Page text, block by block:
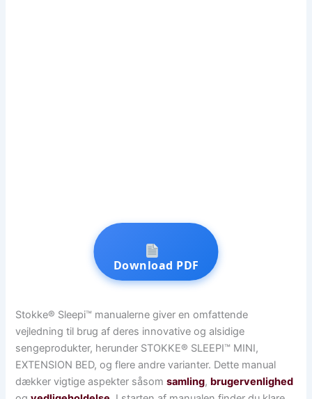
Download PDF
Stokke® Sleepi™ manualerne giver en omfattende
vejledning til brug af deres innovative og alsidige
sengeprodukter, herunder STOKKE® SLEEPI™ MINI,
EXTENSION BED, og flere andre varianter. Dette manual
dækker vigtige aspekter såsomsamling, brugervenlighed